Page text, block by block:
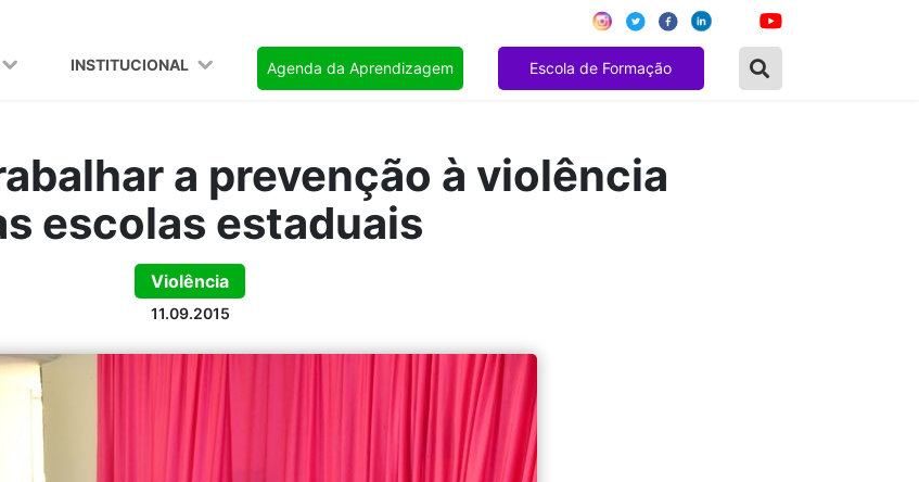
INSTITUCIONAL Agenda da Aprendizagem Escola de Formação
a prevenção à violência
escolas estaduais
Violência
11.09.2015